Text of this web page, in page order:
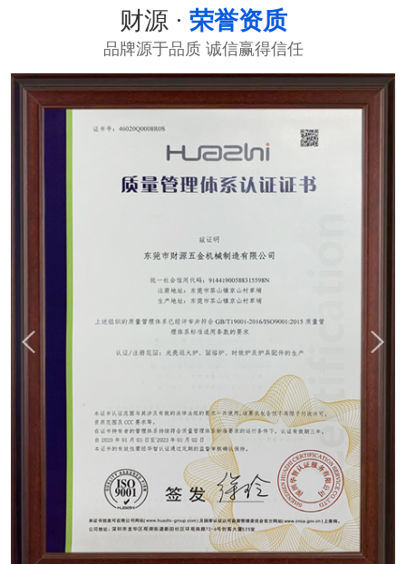
财源 · 荣誉资质
品牌源于品质 诚信赢得信任